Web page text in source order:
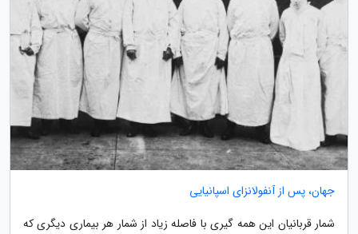
جهان، پس از آنفولانزای اسپانیایی
شمار قربانیان این همه گیری با فاصله زیاد از شمار هر بیماری دیگری که